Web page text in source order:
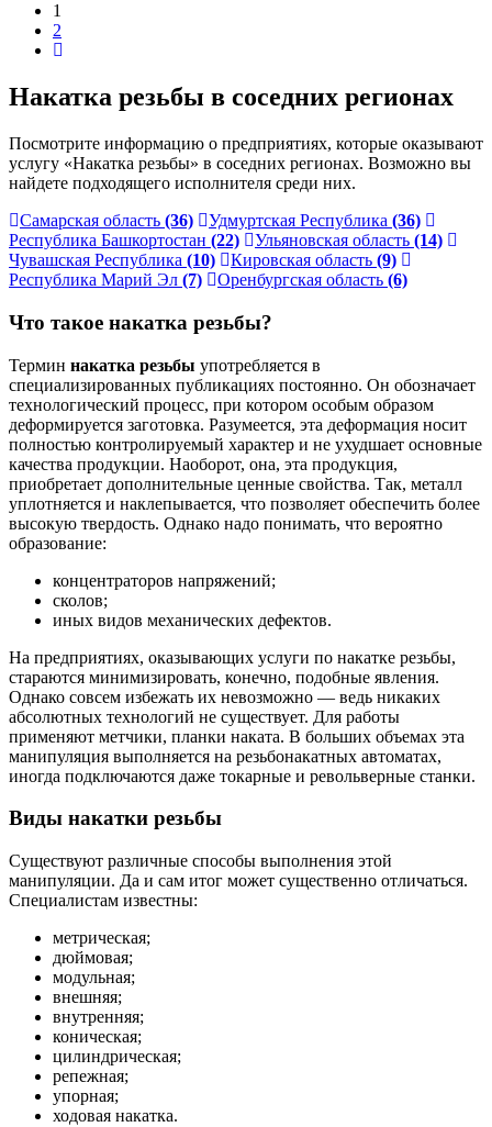
1
2
Накатка резьбы в соседних регионах
Посмотрите информацию о предприятиях, которые оказывают
услугу «Накатка резьбы» в соседних регионах. Возможно вы
найдете подходящего исполнителя среди них.
Самарская область (36) Удмуртская Республика (36)
Республика Башкортостан (22) Ульяновская область (14)
Чувашская Республика (10) Кировская область (9)
Республика Марий Эл (7) Оренбургская область (6)
Что такое накатка резьбы?
Термин накатка резьбы употребляется в
специализированных публикациях постоянно. Он обозначает
технологический процесс, при котором особым образом
деформируется заготовка. Разумеется, эта деформация носит
полностью контролируемый характер и не ухудшает основные
качества продукции. Наоборот, она, эта продукция,
приобретает дополнительные ценные свойства. Так, металл
уплотняется и наклепывается, что позволяет обеспечить более
высокую твердость. Однако надо понимать, что вероятно
образование:
концентраторов напряжений;
сколов;
иных видов механических дефектов.
На предприятиях, оказывающих услуги по накатке резьбы,
стараются минимизировать, конечно, подобные явления.
Однако совсем избежать их невозможно — ведь никаких
абсолютных технологий не существует. Для работы
применяют метчики, планки наката. В больших объемах эта
манипуляция выполняется на резьбонакатных автоматах,
иногда подключаются даже токарные и револьверные станки.
Виды накатки резьбы
Существуют различные способы выполнения этой
манипуляции. Да и сам итог может существенно отличаться.
Специалистам известны:
метрическая;
дюймовая;
модульная;
внешняя;
внутренняя;
коническая;
цилиндрическая;
репежная;
упорная;
ходовая накатка.